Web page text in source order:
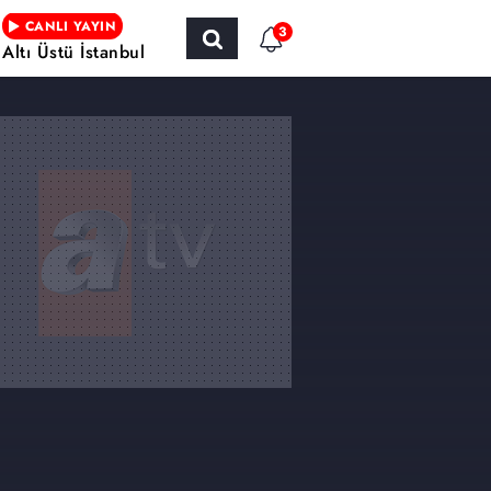
CANLI YAYIN
Altı Üstü İstanbul
3